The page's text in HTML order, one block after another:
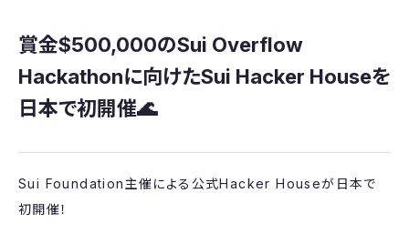
賞金$500,000のSui Overflow
Hackathonに向けたSui Hacker Houseを
日本で初開催🌊
​Sui Foundation主催による公式Hacker Houseが日本で
初開催！